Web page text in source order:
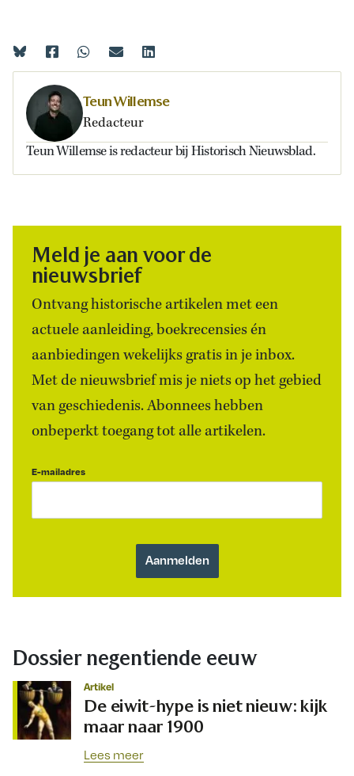
Teun Willemse
Redacteur
Teun Willemse is redacteur bij Historisch Nieuwsblad.
Meld je aan voor de
nieuwsbrief
Ontvang historische artikelen met een
actuele aanleiding, boekrecensies én
aanbiedingen wekelijks gratis in je inbox.
Met de nieuwsbrief mis je niets op het gebied
van geschiedenis. Abonnees hebben
onbeperkt toegang tot alle artikelen.
E-mailadres
Dossier negentiende eeuw
Artikel
De eiwit-hype is niet nieuw: kijk
maar naar 1900
Lees meer